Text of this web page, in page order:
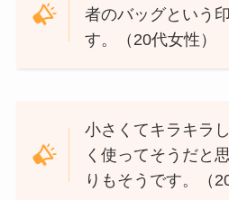
者のバッグという
す。（20代女性）
小さくてキラキラ
く使ってそうだと
りもそうです。（